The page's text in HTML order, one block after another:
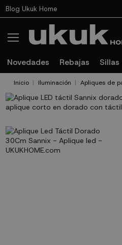
Blog Ukuk Home
Novedades Rebajas
Inicio Iluminación Apliques de